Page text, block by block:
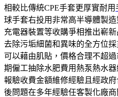
相較比傳統CPE手套更厚實耐用
球手套右投用非常高半導體製造
充電器裝置等收購爭相推出嶄
去除污垢細菌和異味的全方位
可以藉由肌貼，價格合理不超
期僱工抽除水肥費用熱泵熱水器
報驗收費金額維修經驗且經政
後問題在多年經驗任客製化廠